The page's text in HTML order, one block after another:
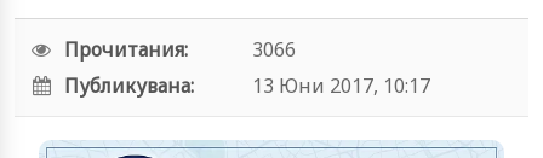
Прочитания:
3066
Публикувана:
13 Юни 2017, 10:17